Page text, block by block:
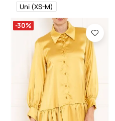
Uni (XS-M)
-30%